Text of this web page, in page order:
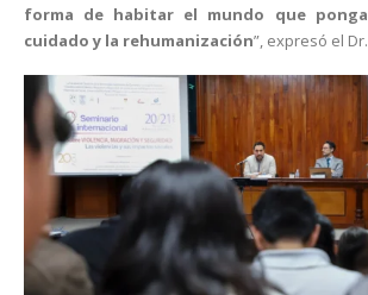
forma de habitar el mundo que
cuidado y la rehumanización”, expresó el